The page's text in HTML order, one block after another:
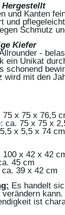
und Kanten
und pflegeleicht
Schmutz
Kiefer
-
ein Unikat
schonend
wird mit den
75 x 75 x 76,5
ca. 75 x 75 x
x 5,5 x 74 cm
100 x 42 x 42
45 cm
39 x 42 cm
Es handelt
kann.
ist